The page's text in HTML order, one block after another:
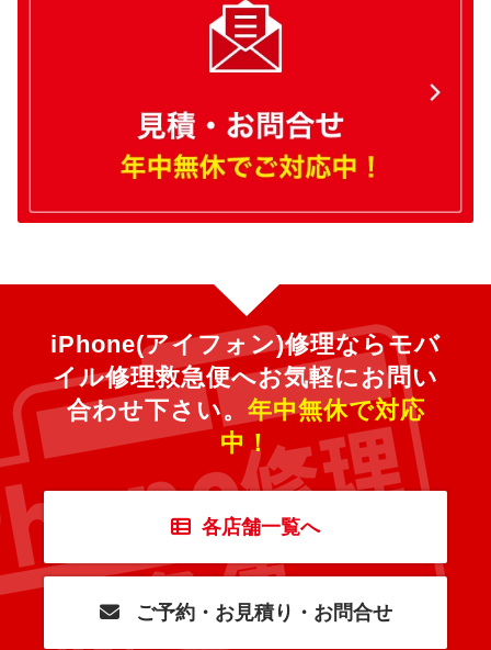
iPhone(アイフォン)修理ならモバ
イル修理救急便へお気軽にお問い
合わせ下さい。 年中無休で対応
中！
各店舗一覧へ
ご予約・お見積り・お問合せ